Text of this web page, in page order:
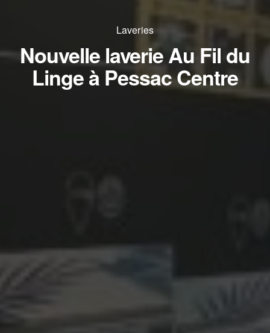
Laveries
Nouvelle laverie Au Fil du
Linge à Pessac Centre